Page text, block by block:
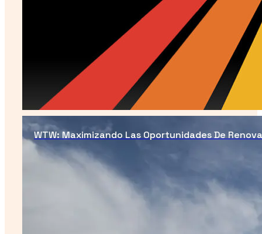
WTW: Maximizando Las Oportunidades De